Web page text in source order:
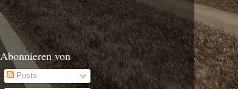
Abonnieren von
Posts